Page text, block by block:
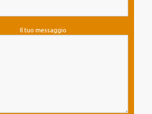
Il tuo messaggio